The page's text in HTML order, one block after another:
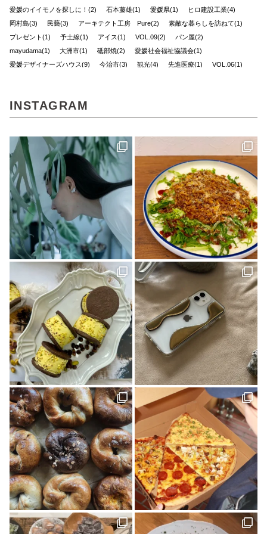
愛媛のイイモノを探しに！(2) 石本藤雄(1) 愛媛県(1)
ヒロ建設工業(4)
岡村島(3)
民藝(3) アーキテクト工房 Pure(2)
素敵な暮らしを訪ねて(1)
プレゼント(1)
予土線(1) アイス(1) VOL.09(2)
パン屋(2)
mayudama(1)
大洲市(1) 砥部焼(2)
愛媛社会福祉協議会(1)
愛媛デザイナーズハウス(9)
今治市(3) 観光(4) 先進医療(1)
VOL.06(1)
技と心でつくるみかんジュース(1)
cocochi 藤岡萬建設(1)
内原 由季さん(1) 本の轍(7)
佐田岬半島(1)
お弁当(1)
みかん(1) 濵田農園(1)
大膳歯科医院(2)
暖炉のある暮らし(1)
お出かけ(1)
ロールケーキ(1)
生活道具(1) ミロコカフェ(1)
松山市(26)
ライフスタイル(1)
愛媛みかん(1)
無添加ジュース「きわみ」(1)
ほろよいフェスタ2023(1)
霧の森・高原(1)
しまのぱんかふぇ tetote(1)
暮らし探訪(1)
パッシブハウス(1) 平屋(1) 抹茶(1)
ジュース(1)
雑貨(1)
毎日のおいしいもの まとか(1) さんさん物語(1)
子ども(1)
未来へのかたち(1)
デザイナーズハウス(3)
おのクリニック(1)
大西水引(1)
みさき果樹園(1)
シェアハウス&民泊ゲストハウス(1)
ONLY ONE STYLE 昭和建設 一級建築士事務所(1)
ミルク(1)
高級(1)
喫茶店(2) マチボン 高知 vol.01(1) 高松(1)
砥部(1)
メディカル(3) 宇和島市(2) 水引(1)
しまのぱんかふぇtetote(1)
平野 裕子さん(1)
奥伊予街道(2) 建築(1) 牛乳(1)
紅まどんな(1)
裏道(1)
高知(2) 東予(1) 珈琲(1) グリーン(1)
心地よい場所(3)
ショップ(1)
アクセサリー(1) 島のパン屋(1)
暮らしの設計デザイナー(1)
スタンプラリー(2)
モデルハウス(1) チーズケーキ(1)
濱田農園(1)
マチボン(25)
路地裏(1) 小豆島(1) レシピ(1) GajA(1)
マチボンヌ(1)
歯科医院(2)
公園(1) ジノモノ(1) 中島(1)
水と木の間で(1)
ポケモン(1)
内覧会(1) チーズ(1) VOL.10(2)
フードブロガー(7)
食堂(1)
ぼくらの松山グルメ(1) アウトドア(4) くま(1)
宇和島(2)
マチボンJOURNAL(20)
スポット(1) 狩猟(3)
和×モダン(1)
暮らし探訪日記(2)
ポケットモンスター(1) 見学会(1)
VOL.08(1)
Marriage CAMP(2)
ラーメン(1) 食堂ノスタルジー(1)
グルメ(7)
キャンプ(8)
久万(1) 久万高原(1) メディカルレポート(2)
松野町(3)
道後の地酒(1)
ホワイトニング(1) アップサイクルな家(1)
ガチャ(1)
個展(6)
しまなみ海道(1) VOL.11(6) 愛媛(14) パン(4)
バー(1)
久万高原町(2)
久万郷(1) 南国(1)
愛媛のイイモノを探しに(1)
四国西南地域(2)
エフマルシェ(1) 伊方町(2)
インテリア(1)
カレーパン(2)
VOL.07(1) 無人島キャンプ(1) クラフト(6) カフェ(5)
INSTAGRAM